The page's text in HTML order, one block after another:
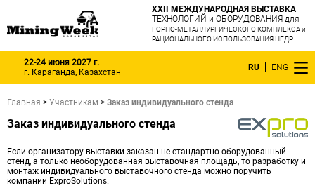
XXII МЕЖДУНАРОДНАЯ ВЫСТАВКА
ТЕХНОЛОГИЙ и ОБОРУДОВАНИЯ для
ГОРНО-МЕТАЛЛУРГИЧЕСКОГО КОМПЛЕКСА и
РАЦИОНАЛЬНОГО ИСПОЛЬЗОВАНИЯ НЕДР
22-24 июня 2027 г.
г. Караганда, Казахстан
RU ENG
Главная > Участникам > Заказ индивидуального стенда
Заказ индивидуального стенда
Если организатору выставки заказан не стандартно оборудованный
стенд, а только необорудованная выставочная площадь, то разработку и
монтаж индивидуального выставочного стенда можно поручить
компании ExproSolutions.